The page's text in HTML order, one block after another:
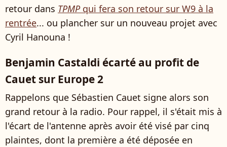
retour dans TPMP qui fera son retour sur W9 à la
rentrée... ou plancher sur un nouveau projet avec
Cyril Hanouna !
Benjamin Castaldi écarté au profit de
Cauet sur Europe 2
Rappelons que Sébastien Cauet signe alors son
grand retour à la radio. Pour rappel, il s'était mis à
l'écart de l'antenne après avoir été visé par cinq
plaintes, dont la première a été déposée en